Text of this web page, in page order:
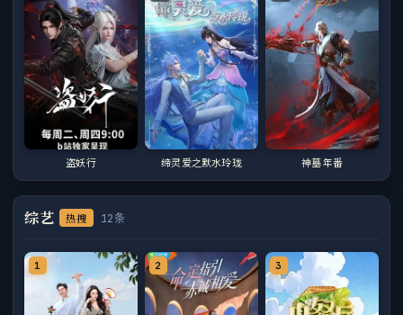
盗妖行 缔灵爱之默水玲珑 神墓 年番
综艺 热搜 12条
1 2 3